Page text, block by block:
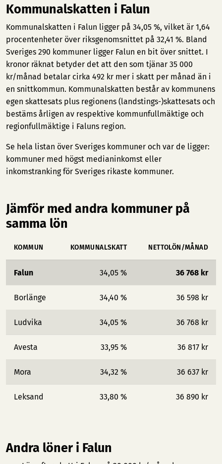
Kommunalskatten i Falun
Kommunalskatten i Falun ligger på 34,05 %, vilket är 1,64
procentenheter över riksgenomsnittet på 32,41 %. Bland
Sveriges 290 kommuner ligger Falun en bit över snittet. I
kronor räknat betyder det att den som tjänar 35 000
kr/månad betalar cirka 492 kr mer i skatt per månad än i
en snittkommun. Kommunalskatten består av kommunens
egen skattesats plus regionens (landstings-)skattesats och
bestäms årligen av respektive kommunfullmäktige och
regionfullmäktige i Faluns region.
Se hela listan över Sveriges kommuner och var de ligger:
kommuner med högst medianinkomst eller
inkomstranking för Sveriges rikaste kommuner.
Jämför med andra kommuner på
samma lön
KOMMUN KOMMUNALSKATT NETTOLÖN/MÅNAD
Falun 34,05 % 36 768 kr
Borlänge 34,40 % 36 598 kr
Ludvika 34,05 % 36 768 kr
Avesta 33,95 % 36 817 kr
Mora 34,32 % 36 637 kr
Leksand 33,80 % 36 890 kr
Andra löner i Falun